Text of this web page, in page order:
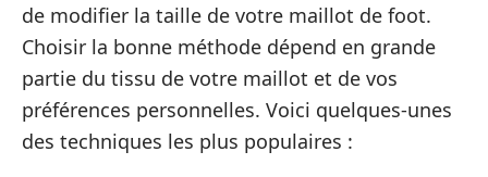
de modifier la taille de votre maillot de foot.
Choisir la bonne méthode dépend en grande
partie du tissu de votre maillot et de vos
préférences personnelles. Voici quelques-unes
des techniques les plus populaires :